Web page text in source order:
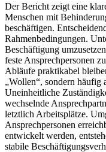
Der Bericht zeigt eine
Menschen mit
beschäftigen.
Rahmenbedingungen.
Beschäftigung
feste Ansprechpersonen
Abläufe praktikabel
„Wollen“, sondern häufig
Uneinheitliche
wechselnde
letztlich Arbeitsplätze.
Ansprechpersonen
entwickelt werden,
stabile